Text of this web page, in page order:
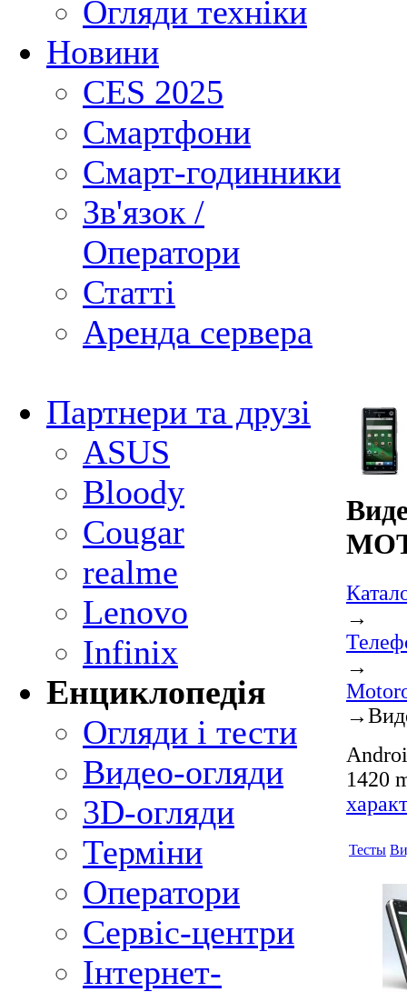
Огляди техніки
Новини
CES 2025
Смартфони
Смарт-годинники
Зв'язок /
Оператори
Статті
Аренда сервера
Партнери та друзі
ASUS
Bloody
Cougar
realme
Lenovo
Infinix
Енциклопедія
Огляди і тести
Видео-огляди
3D-огляди
Терміни
Оператори
Сервіс-центри
Інтернет-
→
→
→
1420
Тесты